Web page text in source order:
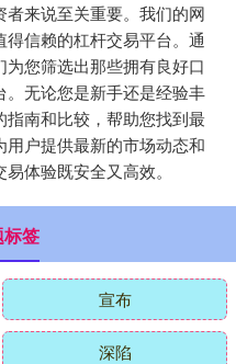
来说至关重要。我们的网
信赖的杠杆交易平台。通
您筛选出那些拥有良好口
无论您是新手还是经验丰
南和比较，帮助您找到最
户提供最新的市场动态和
体验既安全又高效。
签
宣布
深陷